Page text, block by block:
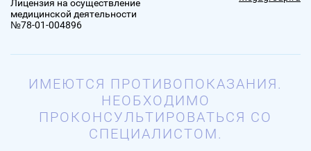
Лицензия на осуществление
медицинской деятельности
№78-01-004896
ИМЕЮТСЯ ПРОТИВОПОКАЗАНИЯ.
НЕОБХОДИМО
ПРОКОНСУЛЬТИРОВАТЬСЯ СО
СПЕЦИАЛИСТОМ.